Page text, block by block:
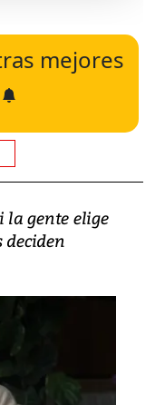
mejores
la gente elige
deciden